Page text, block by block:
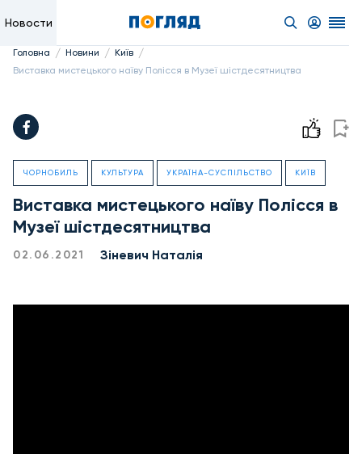
Новости
Головна / Новини / Київ /
Виставка мистецького наїву Полісся в Музеї шістдесятництва
ЧОРНОБИЛЬ КУЛЬТУРА УКРАЇНА-СУСПІЛЬСТВО КИЇВ
Виставка мистецького наїву Полісся в
Музеї шістдесятництва
02.06.2021 Зіневич Наталія